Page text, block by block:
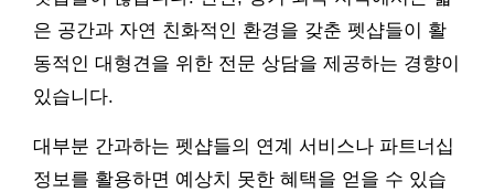
은 공간과 자연 친화적인 환경을 갖춘 펫샵들이 활
동적인 대형견을 위한 전문 상담을 제공하는 경향이
있습니다.
대부분 간과하는 펫샵들의 연계 서비스나 파트너십
정보를 활용하면 예상치 못한 혜택을 얻을 수 있습